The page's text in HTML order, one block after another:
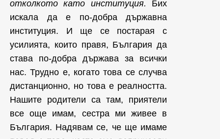
отколкото като институция. Бих
искала да е по-добра държавна
институция. И ще се постарая с
усилията, които правя, България да
става по-добра държава за всички
нас. Трудно е, когато това се случва
дистанционно, но това е реалността.
Нашите родители са там, приятели
все още имам, сестра ми живее в
България. Надявам се, че ще имаме